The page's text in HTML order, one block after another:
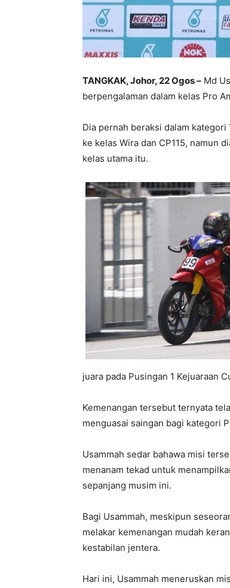
TANGKAK, Johor, 22 Ogos – Md
berpengalaman dalam kelas Pro
Dia pernah beraksi dalam kategori
ke kelas Wira dan CP115, namun
kelas utama itu.
juara pada Pusingan 1 Kejuaraan
Kemenangan tersebut ternyata
menguasai saingan bagi kategori
Usammah sedar bahawa misi
menanam tekad untuk
sepanjang musim ini.
Bagi Usammah, meskipun
melakar kemenangan mudah
kestabilan jentera.
Hari ini, Usammah meneruskan